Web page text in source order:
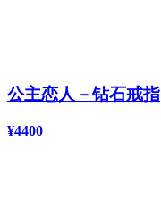
公主恋人－钻石戒指
¥4400